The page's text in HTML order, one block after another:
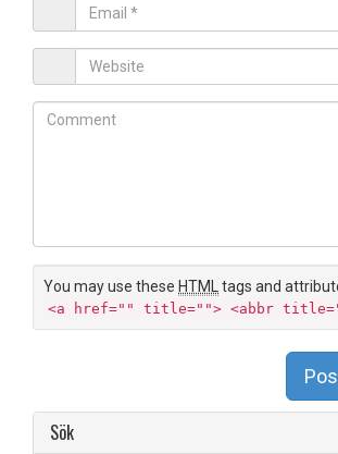
*
Comment
You may use these HTML tags and
<a href="" title=""> <abbr
Sök